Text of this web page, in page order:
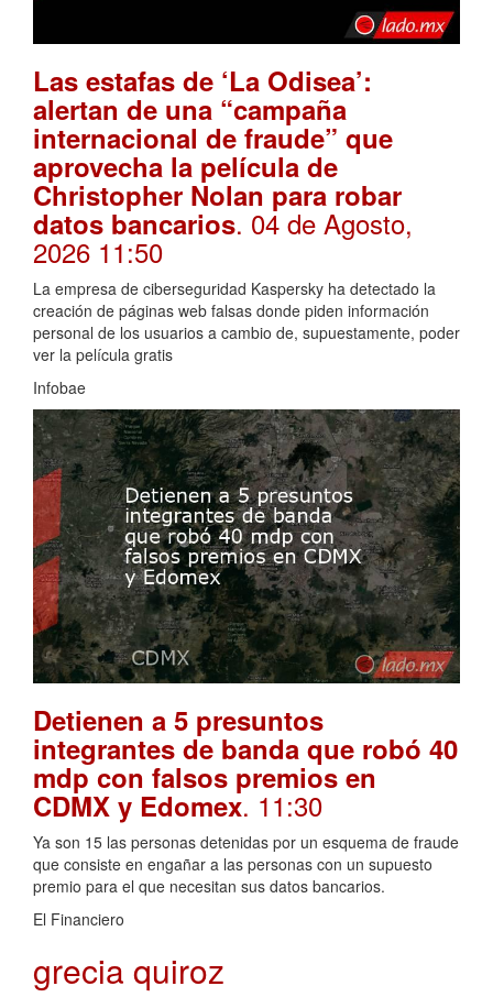
Las estafas de ‘La Odisea’:
alertan de una “campaña
internacional de fraude” que
aprovecha la película de
Christopher Nolan para robar
datos bancarios. 04 de Agosto,
2026 11:50
La empresa de ciberseguridad Kaspersky ha detectado la
creación de páginas web falsas donde piden información
personal de los usuarios a cambio de, supuestamente, poder
ver la película gratis
Infobae
Detienen a 5 presuntos
integrantes de banda que robó 40
mdp con falsos premios en
CDMX y Edomex. 11:30
Ya son 15 las personas detenidas por un esquema de fraude
que consiste en engañar a las personas con un supuesto
premio para el que necesitan sus datos bancarios.
El Financiero
grecia quiroz